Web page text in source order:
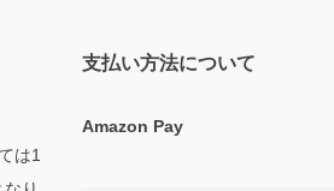
は1
支払い方法について
Amazon Pay